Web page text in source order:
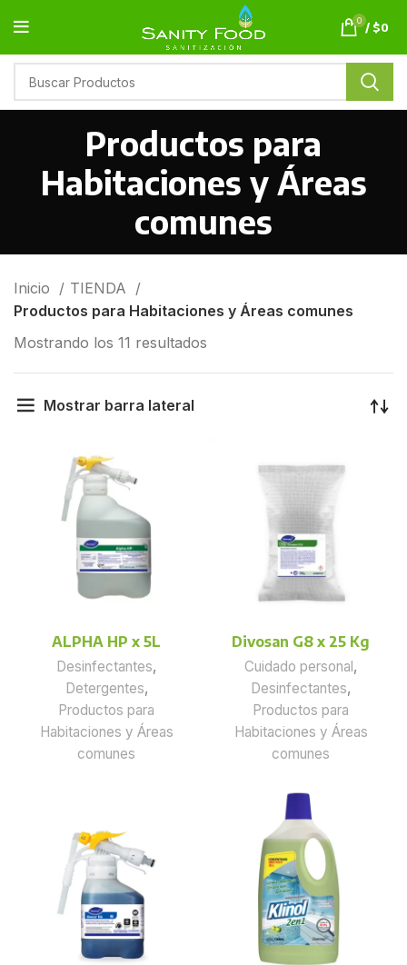
0 / $0
Productos para
Habitaciones y Áreas
comunes
Inicio
TIENDA
Productos para Habitaciones y Áreas comunes
Mostrando los 11 resultados
Mostrar barra lateral
ALPHA HP x 5L
Desinfectantes,
Detergentes,
Productos para
Habitaciones y Áreas
comunes
Divosan G8 x 25 Kg
Cuidado personal,
Desinfectantes,
Productos para
Habitaciones y Áreas
comunes